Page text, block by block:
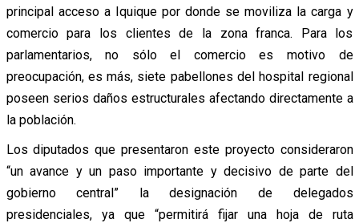
principal acceso a Iquique por donde se moviliza la carga y
comercio para los clientes de la zona franca. Para los
parlamentarios, no sólo el comercio es motivo de
preocupación, es más, siete pabellones del hospital regional
poseen serios daños estructurales afectando directamente a
la población.
Los diputados que presentaron este proyecto consideraron
“un avance y un paso importante y decisivo de parte del
gobierno central” la designación de delegados
presidenciales, ya que “permitirá fijar una hoja de ruta